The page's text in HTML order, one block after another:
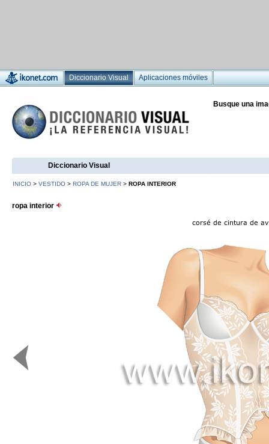
Diccionario Visual Aplicaciones móviles
Busque una
Diccionario Visual
INICIO > VESTIDO > ROPA DE MUJER > ROPA INTERIOR
ropa interior